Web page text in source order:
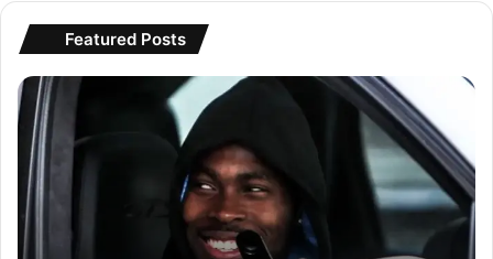
Featured Posts
इ
ले
क्ट्रि
का
…
आ